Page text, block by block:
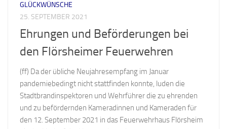
GLÜCKWÜNSCHE
25. SEPTEMBER 2021
Ehrungen und Beförderungen bei
den Flörsheimer Feuerwehren
(ff) Da der übliche Neujahresempfang im Januar
pandemiebedingt nicht stattfinden konnte, luden die
Stadtbrandinspektoren und Wehrführer die zu ehrenden
und zu befördernden Kameradinnen und Kameraden für
den 12. September 2021 in das Feuerwehrhaus Flörsheim